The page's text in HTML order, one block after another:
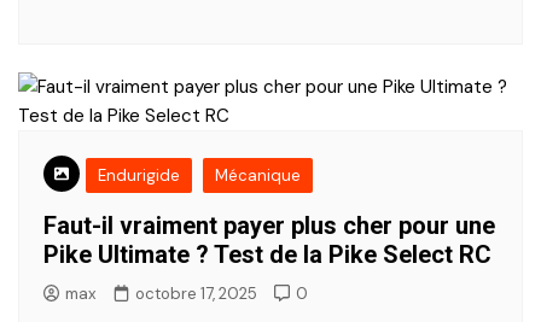
Endurigide Mécanique
Faut-il vraiment payer plus cher pour une
Pike Ultimate ? Test de la Pike Select RC
max octobre 17, 2025 0